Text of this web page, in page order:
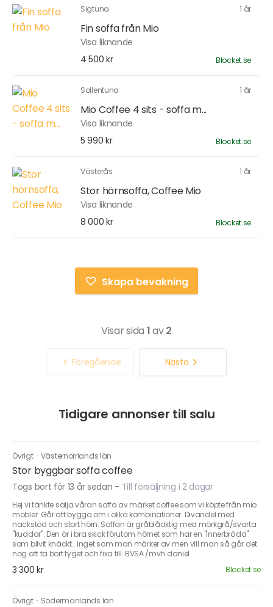
Sigtuna 1 år
Fin soffa från Mio
Visa liknande
4 500 kr
Blocket.se
Sollentuna 1 år
Mio Coffee 4 sits - soffa m...
Visa liknande
5 990 kr
Blocket.se
Västerås 1 år
Stor hörnsoffa, Coffee Mio
Visa liknande
8 000 kr
Blocket.se
Skapa bevakning
Visar sida 1av2
Föregående Nästa
Tidigare annonser till salu
Övrigt · Västernorrlands län
Stor byggbar soffa coffee
Togs bort för 13 år sedan - Till försäljning i 2 dagar
Hej vi tänkte sälja våran soffa av märket coffee som vi köpte från mio
möbler. Går att bygga om i olika kombinationer. Divandel med
nackstöd och stort hörn. Soffan är gråblåaktig med mörkgrå/svarta
"kuddar". Den är i bra skick förutom hörnet som har en "innerbräda"
som blivit knäckt.. inget som man märker av men vill man så går det
nog att ta bort tyget och fixa till. BVSA /mvh daniel
3 300 kr Blocket.se
Övrigt · Södermanlands län